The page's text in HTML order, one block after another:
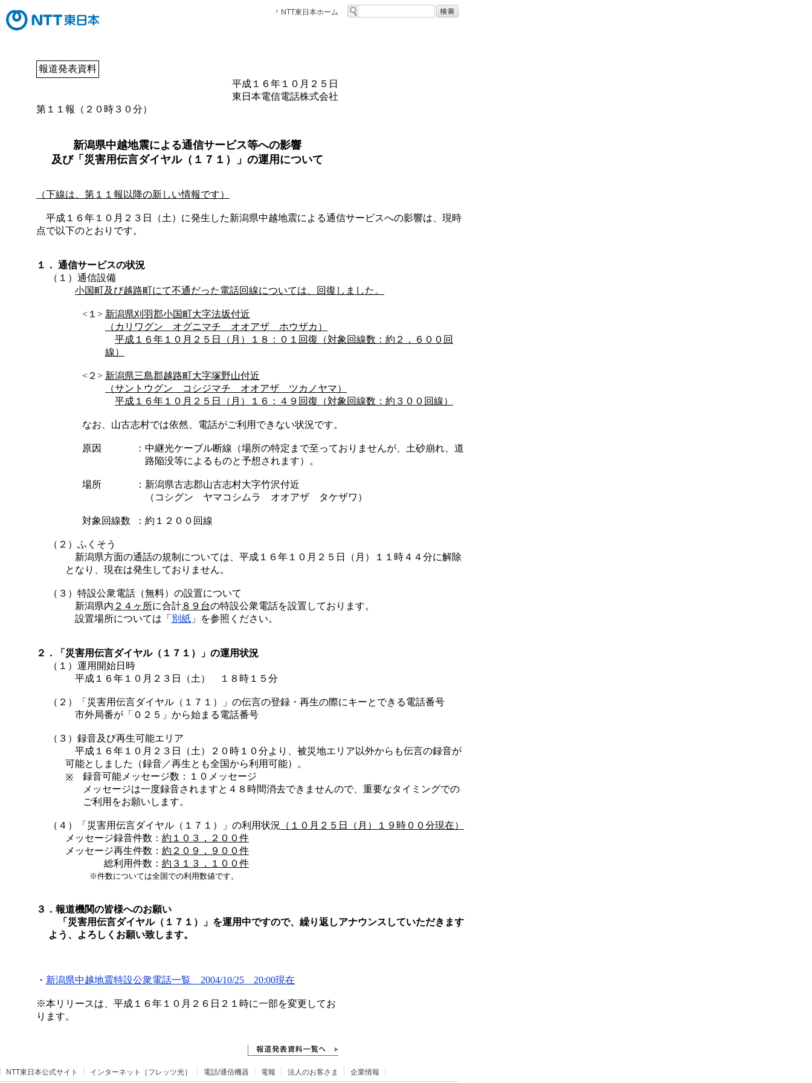
NTT東日本ホーム
報道発表資料
平成１６年１０月２５日
東日本電信電話株式会社
第１１報（２０時３０分）
新潟県中越地震による通信サービス等への影響
及び「災害用伝言ダイヤル（１７１）」の運用について
（下線は、第１１報以降の新しい情報です）
平成１６年１０月２３日（土）に発生した新潟県中越地震による通信サービスへの影響は、現時
点で以下のとおりです。
１． 通信サービスの状況
（１）通信設備
小国町及び越路町にて不通だった電話回線については、回復しました。
<１> 新潟県刈羽郡小国町大字法坂付近
（カリワグン オグニマチ オオアザ ホウザカ）
平成１６年１０月２５日（月）１８：０１回復（対象回線数：約２，６００回
線）
<２> 新潟県三島郡越路町大字塚野山付近
（サントウグン コシジマチ オオアザ ツカノヤマ）
平成１６年１０月２５日（月）１６：４９回復（対象回線数：約３００回線）
なお、山古志村では依然、電話がご利用できない状況です。
原因 ： 中継光ケーブル断線（場所の特定まで至っておりませんが、土砂崩れ、道
路陥没等によるものと予想されます）。
場所 ： 新潟県古志郡山古志村大字竹沢付近
（コシグン ヤマコシムラ オオアザ タケザワ）
対象回線数 ： 約１２００回線
（２）ふくそう
新潟県方面の通話の規制については、平成１６年１０月２５日（月）１１時４４分に解除
となり、現在は発生しておりません。
（３）特設公衆電話（無料）の設置について
新潟県内 ２４ヶ所に合計８９台の特設公衆電話を設置しております。
設置場所については「 別紙 」を参照ください。
２．「災害用伝言ダイヤル（１７１）」の運用状況
（１）運用開始日時
平成１６年１０月２３日（土） １８時１５分
（２）
「災害用伝言ダイヤル（１７１）」の伝言の登録・再生の際にキーとできる電話番号
市外局番が「０２５」から始まる電話番号
（３）録音及び再生可能エリア
平成１６年１０月２３日（土）２０時１０分より、被災地エリア以外からも伝言の録音が
可能としました（録音／再生とも全国から利用可能）。
※ 録音可能メッセージ数：１０メッセージ
メッセージは一度録音されますと４８時間消去できませんので、重要なタイミングでの
ご利用をお願いします。
（４） 「災害用伝言ダイヤル（１７１）」の利用状況 （１０月２５日（月）１９時００分現在）
メッセージ録音件数： 約１０３，２００件
メッセージ再生件数： 約２０９，９００件
総利用件数： 約３１３，１００件
※件数については全国での利用数値です。
３．報道機関の皆様へのお願い
「災害用伝言ダイヤル（１７１）」を運用中ですので、繰り返しアナウンスしていただきます
よう、よろしくお願い致します。
・ 新潟県中越地震特設公衆電話一覧 2004/10/25 20:00現在
※本リリースは、平成１６年１０月２６日２１時に一部を変更してお
ります。
NTT東日本公式サイト インターネット［フレッツ光］ 電話/通信機器 電報 法人のお客さま 企業情報